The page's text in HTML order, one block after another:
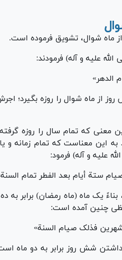
علیه و آله) فرمودند:
الدهر»
از ماه شوال را روزه بگیرد؛
معنی که تمام سال را روزه
این معناست که تمام زمانه و
علیه و آله) فرمود:
ستة أیام بعد الفطر تمام
چنین آمده است:
فذلک صیام السنة»
داشتن شش روز برابر به دو ماه